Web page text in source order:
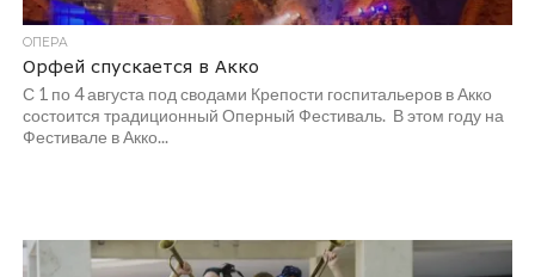
ОПЕРА
Орфей спускается в Акко
С 1 по 4 августа под сводами Крепости госпитальеров в Акко
состоится традиционный Оперный Фестиваль. В этом году на
Фестивале в Акко...